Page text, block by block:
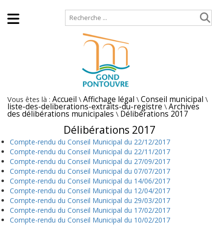
Vous êtes là : Accueil \ Affichage légal \ Conseil municipal \
liste-des-deliberations-extraits-du-registre \ Archives
des délibérations municipales \ Délibérations 2017
Délibérations 2017
Compte-rendu du Conseil Municipal du 22/12/2017
Compte-rendu du Conseil Municipal du 22/11/2017
Compte-rendu du Conseil Municipal du 27/09/2017
Compte-rendu du Conseil Municipal du 07/07/2017
Compte-rendu du Conseil Municipal du 14/06/2017
Compte-rendu du Conseil Municipal du 12/04/2017
Compte-rendu du Conseil Municipal du 29/03/2017
Compte-rendu du Conseil Municipal du 17/02/2017
Compte-rendu du Conseil Municipal du 10/02/2017